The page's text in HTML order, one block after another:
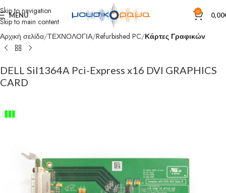
Skip to navigation
Skip to main content
MENU 0 0,00
Αρχική σελίδα ΤΕΧΝΟΛΟΓΙΑ Refurbished PC Κάρτες Γραφικών
DELL Sil1364A Pci-Express x16 DVI GRAPHICS
CARD